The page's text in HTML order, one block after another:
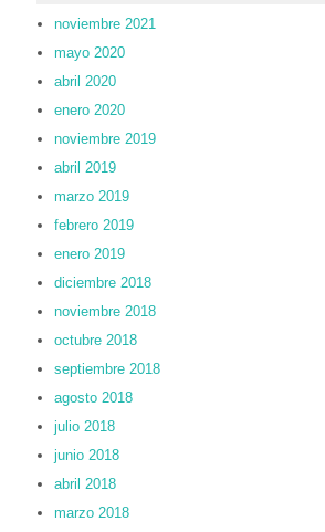
noviembre 2021
mayo 2020
abril 2020
enero 2020
noviembre 2019
abril 2019
marzo 2019
febrero 2019
enero 2019
diciembre 2018
noviembre 2018
octubre 2018
septiembre 2018
agosto 2018
julio 2018
junio 2018
abril 2018
marzo 2018